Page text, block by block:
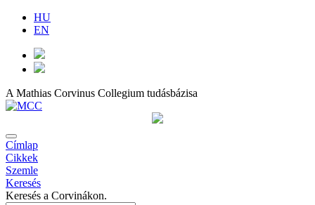
HU
EN
A Mathias Corvinus Collegium tudásbázisa
Címlap
Cikkek
Szemle
Keresés
Keresés a Corvinákon.